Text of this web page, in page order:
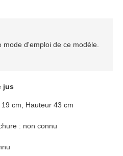
d'emploi de ce modèle.
jus
cm, Hauteur 43 cm
: non connu